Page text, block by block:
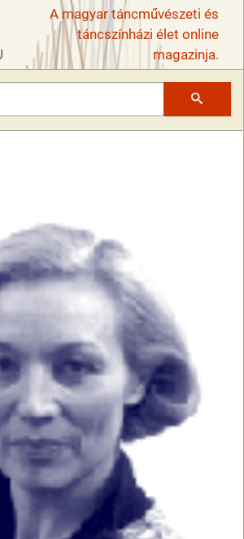
A magyar táncművészeti és
táncszínházi élet online
magazinja.